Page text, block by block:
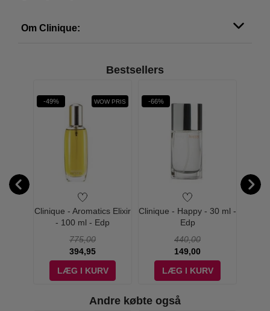
Om Clinique:
Bestsellers
-49% WOW PRIS
Clinique - Aromatics Elixir
- 100 ml - Edp
775,00
394,95
LÆG I KURV
-66%
Clinique - Happy - 30 ml -
Edp
440,00
149,00
LÆG I KURV
Andre købte også